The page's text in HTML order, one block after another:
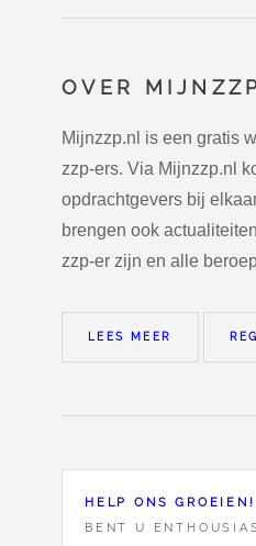
OVER
Mijnzzp.nl is een gratis
zzp-ers. Via Mijnzzp.nl
opdrachtgevers bij
brengen ook
zzp-er zijn en alle
LEES MEER
HELP ONS GROEIEN!
BENT U